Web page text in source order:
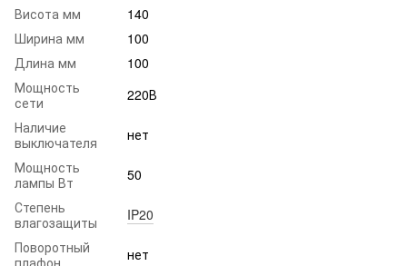
Висота мм
140
Ширина мм
100
Длина мм
100
Мощность
сети
220В
Наличие
выключателя
нет
Мощность
лампы Вт
50
Степень
влагозащиты
IP20
Поворотный
нет